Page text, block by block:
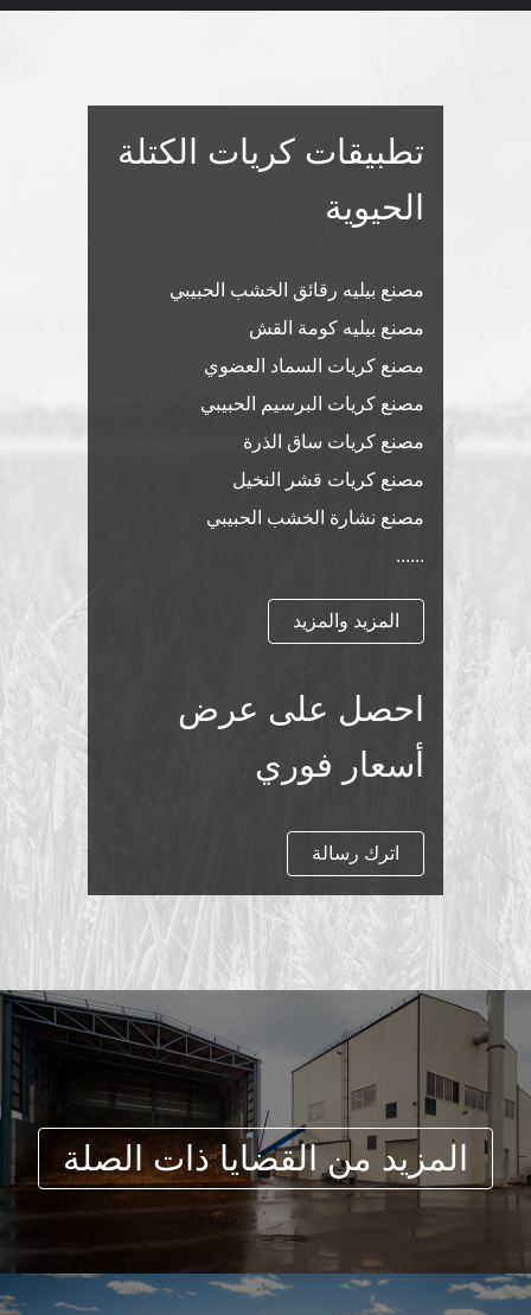
تطبيقات كريات الكتلة
مصنع بيليه رقائق الخشب الحبيبي
مصنع بيليه كومة القش
مصنع كريات السماد العضوي
مصنع كريات البرسيم الحبيبي
مصنع كريات ساق الذرة
مصنع كريات قشر النخيل
مصنع نشارة الخشب الحبيبي
احصل على عرض
اترك رسالة
المزيد من القضايا ذات الصلة